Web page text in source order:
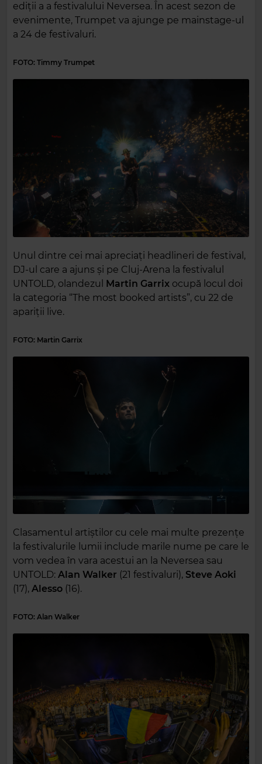
ediții a a festivalului Neversea. În acest sezon de
evenimente, Trumpet va ajunge pe mainstage-ul
a 24 de festivaluri.
FOTO: Timmy Trumpet
Unul dintre cei mai apreciați headlineri de festival,
DJ-ul care a ajuns și pe Cluj-Arena la festivalul
UNTOLD, olandezul Martin Garrix ocupă locul doi
la categoria “The most booked artists”, cu 22 de
apariții live.
FOTO: Martin Garrix
Clasamentul artiștilor cu cele mai multe prezențe
la festivalurile lumii include marile nume pe care le
vom vedea în vara acestui an la Neversea sau
UNTOLD: Alan Walker (21 festivaluri), Steve Aoki
(17), Alesso (16).
FOTO: Alan Walker